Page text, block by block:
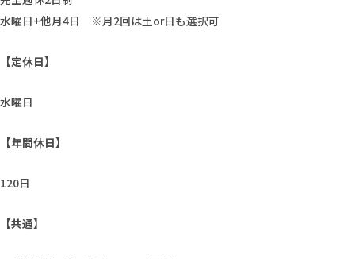
水曜日+他月4日 ※月2回は土or日も選択可
【定休日】
水曜日
【年間休日】
120日
【共通】